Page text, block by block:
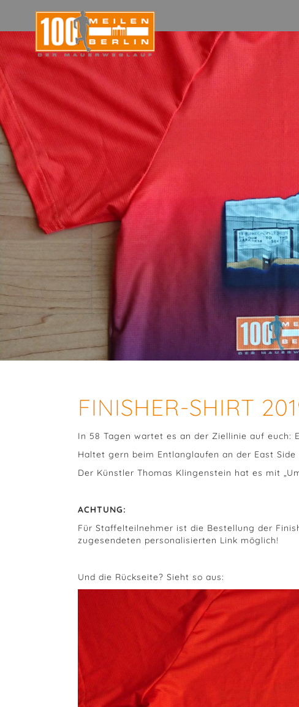
FINISHER-SHIRT
In 58 Tagen wartet es an der Ziellinie auf euch:
Haltet gern beim Entlanglaufen an der East
Der Künstler Thomas Klingenstein hat es mit
ACHTUNG:
Für Staffelteilnehmer ist die Bestellung der
zugesendeten personalisierten Link möglich!
Und die Rückseite? Sieht so aus: